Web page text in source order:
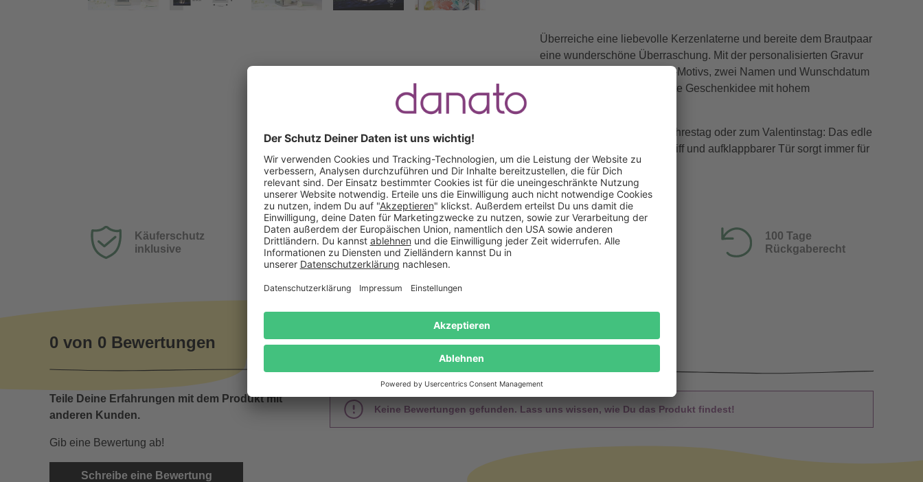
Überreiche eine liebevolle Kerzenlaterne und bereite dem Brautpaar
eine wunderschöne Überraschung. Mit der personalisierten Gravur
eines romantischen Herzen-Motivs, zwei Namen und Wunschdatum
entsteht eine ausgezeichnete Geschenkidee mit hohem
Sei es zur Hochzeit, zum Jahrestag oder zum Valentinstag: Das edle
Kerzenwindlicht mit Tragegriff und aufklappbarer Tür sorgt immer für
pure Begeisterung!
Käuferschutz
inklusive
Gratis Versand ab
Mindestbestellwert
Kauf auf
Rechnung
100 Tage
Rückgaberecht
0 von 0 Bewertungen
Teile Deine Erfahrungen mit dem Produkt mit
anderen Kunden.
Gib eine Bewertung ab!
Schreibe eine Bewertung
Das sagen unsere Kunden
Keine Bewertungen gefunden. Lass uns wissen, wie Du das Produkt findest!